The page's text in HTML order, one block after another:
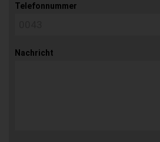
Telefonnummer
Nachricht